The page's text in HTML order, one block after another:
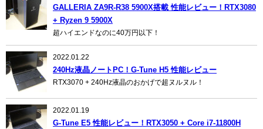
GALLERIA ZA9R-R38 5900X搭載 性能レビュー！RTX3080
+ Ryzen 9 5900X
超ハイエンドなのに40万円以下！
2022.01.22
240Hz液晶ノートPC！G-Tune H5 性能レビュー
RTX3070 + 240Hz液晶のおかげで超ヌルヌル！
2022.01.19
G-Tune E5 性能レビュー！RTX3050 + Core i7-11800H